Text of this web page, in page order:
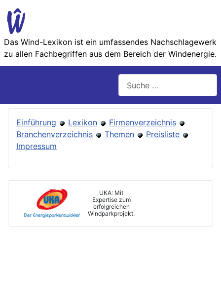
Das Wind-Lexikon ist ein umfassendes Nachschlage­werk
zu allen Fachbegriffen aus dem Bereich der Wind­energie.
Einführung Lexikon
Firmenverzeichnis
Branchenverzeichnis
Themen
Preisliste
Impressum
UKA: Mit
Expertise zum
erfolgreichen
Windparkprojekt.